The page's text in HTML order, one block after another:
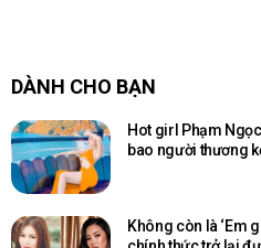
DÀNH CHO BẠN
Hot girl Phạm
bao người thương
Không còn là ‘Em